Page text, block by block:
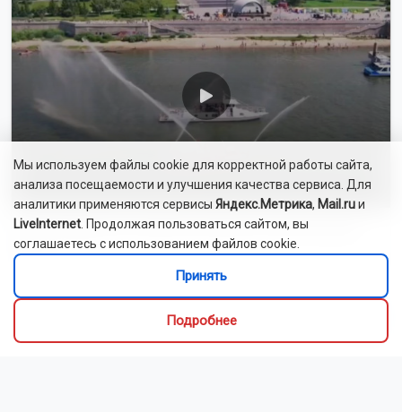
индийского дикобраза
Сибиряки создали первый в России документальный